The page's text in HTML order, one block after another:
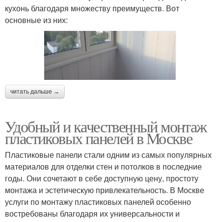
кухонь благодаря множеству преимуществ. Вот
основные из них:
читать дальше →
Удобный и качественный монтаж
пластиковых панелей в Москве
Пластиковые панели стали одним из самых популярных
материалов для отделки стен и потолков в последние
годы. Они сочетают в себе доступную цену, простоту
монтажа и эстетическую привлекательность. В Москве
услуги по монтажу пластиковых панелей особенно
востребованы благодаря их универсальности и